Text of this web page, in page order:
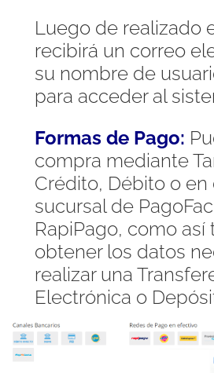
Luego de realizado
recibirá un correo
su nombre de
para acceder al
Formas de Pago:
compra mediante
Crédito, Débito o en
sucursal de
RapiPago, como así
obtener los datos
realizar una
Electrónica o